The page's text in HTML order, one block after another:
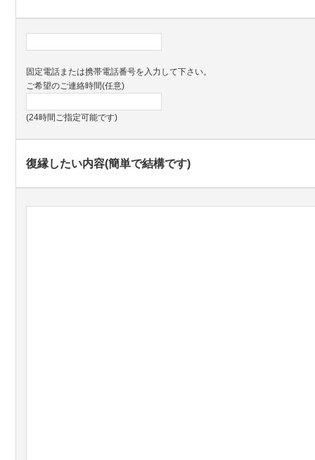
固定電話または携帯電話番号を入力して下さい。
ご希望のご連絡時間(任意)
(24時間ご指定可能です)
復縁したい内容(簡単で結構です)